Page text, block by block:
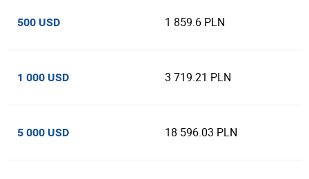
500 USD 1 859.6 PLN
1 000 USD 3 719.21 PLN
5 000 USD 18 596.03 PLN